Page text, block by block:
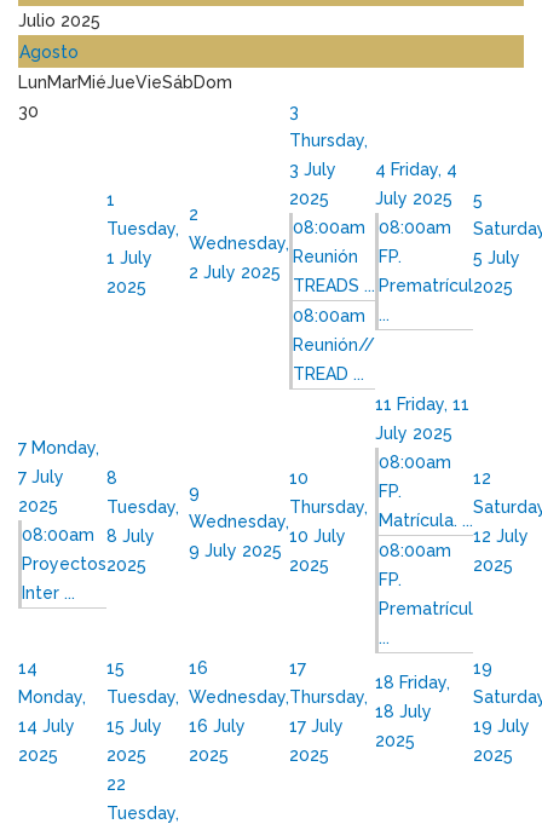
Julio 2025
Agosto
LunMarMiéJueVieSábDom
30
1
Tuesday,
1 July
2025
2
Wednesday,
2 July 2025
3
Thursday,
3 July
2025
08:00am
Reunión
TREADS ...
08:00am
Reunión//
TREAD ...
4 Friday, 4
July 2025
08:00am
FP.
Prematrícul
...
5
5 July
2025
7 Monday,
7 July
2025
08:00am
Proyectos
Inter ...
8
Tuesday,
8 July
2025
9
Wednesday,
9 July 2025
10
Thursday,
10 July
2025
11 Friday, 11
July 2025
08:00am
FP.
Matrícula. ...
08:00am
FP.
Prematrícul
...
12
12 July
2025
14
Monday,
14 July
2025
15
Tuesday,
15 July
2025
16
Wednesday,
16 July
2025
17
Thursday,
17 July
2025
18 Friday,
18 July
2025
19
19 July
2025
22
Tuesday,